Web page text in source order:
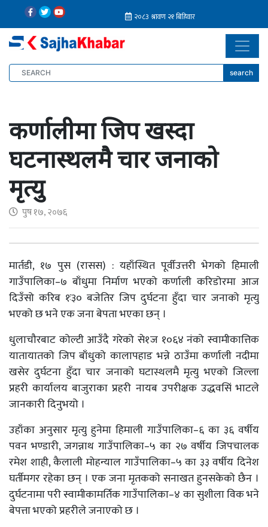
search
कर्णालीमा जिप खस्दा
घटनास्थलमै चार जनाको
मृत्यु
पुष १७, २०७६
मार्तडी, १७ पुस (रासस) : यहाँस्थित पूर्वीउत्तरी भेगको हिमाली
गाउँपालिका–७ बाँधुमा निर्माण भएको कर्णाली करिडोरमा आज
दिउँसो करिब १ः३० बजेतिर जिप दुर्घटना हुँदा चार जनाको मृत्यु
भएको छ भने एक जना बेपता भएका छन् ।
धुलाचौरबाट कोल्टी आउँदै गरेको से१ज १०६४ नंको स्वामीकात्तिक
यातायातको जिप बाँधुको कालापहाड भन्ने ठाउँमा कर्णाली नदीमा
खसेर दुर्घटना हुँदा चार जनाको घटास्थलमै मृत्यु भएको जिल्ला
प्रहरी कार्यालय बाजुराका प्रहरी नायब उपरीक्षक उद्धवसिं भाटले
जानकारी दिनुभयो ।
उहाँका अनुसार मृत्यु हुनेमा हिमाली गाउँपालिका–६ का ३६ वर्षीय
पवन भण्डारी, जगन्नाथ गाउँपालिका–५ का २७ वर्षीय जिपचालक
रमेश शाही, कैलाली मोहन्याल गाउँपालिका–५ का ३३ वर्षीय दिनेश
घर्तीमगर रहेका छन् । एक जना मृतकको सनाखत हुनसकेको छैन ।
दुर्घटनामा परी स्वामीकामर्तिक गाउँपालिका–४ का सुशीला विक भने
बेपत्ता भएको प्रहरीले जनाएको छ ।